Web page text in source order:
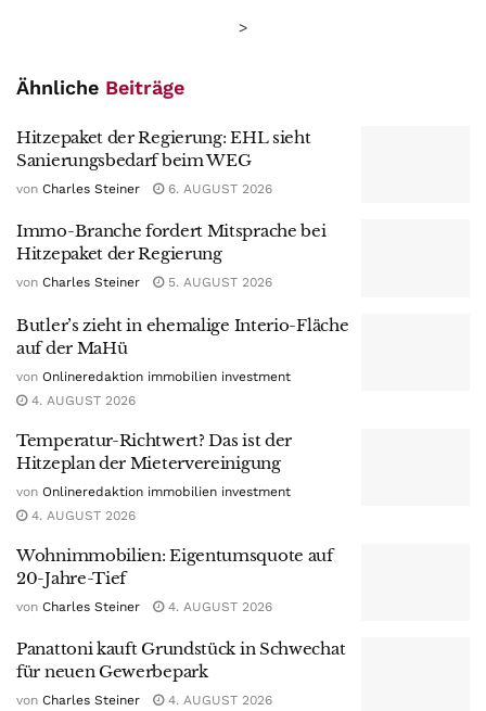
>
Ähnliche Beiträge
Hitzepaket der Regierung: EHL sieht
Sanierungsbedarf beim WEG
von Charles Steiner 6. AUGUST 2026
Immo-Branche fordert Mitsprache bei
Hitzepaket der Regierung
von Charles Steiner 5. AUGUST 2026
Butler’s zieht in ehemalige Interio-Fläche
auf der MaHü
von Onlineredaktion immobilien investment
4. AUGUST 2026
Temperatur-Richtwert? Das ist der
Hitzeplan der Mietervereinigung
von Onlineredaktion immobilien investment
4. AUGUST 2026
Wohnimmobilien: Eigentumsquote auf
20-Jahre-Tief
von Charles Steiner 4. AUGUST 2026
Panattoni kauft Grundstück in Schwechat
für neuen Gewerbepark
von Charles Steiner 4. AUGUST 2026